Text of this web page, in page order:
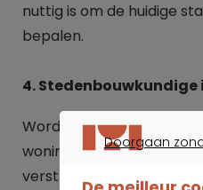
nuttig is om de huidige
bepalen.
4.
Wordt het gebouw
woning? Dit moet
verstrekte documenten,
Doorgaan